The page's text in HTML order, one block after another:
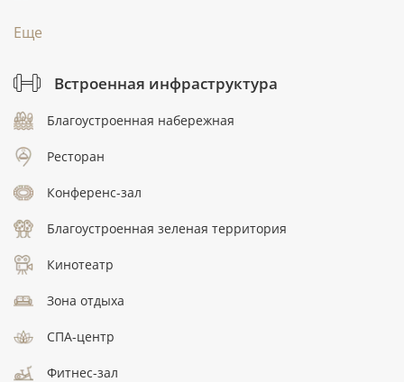
Еще
Встроенная инфраструктура
Благоустроенная набережная
Ресторан
Конференс-зал
Благоустроенная зеленая территория
Кинотеатр
Зона отдыха
СПА-центр
Фитнес-зал